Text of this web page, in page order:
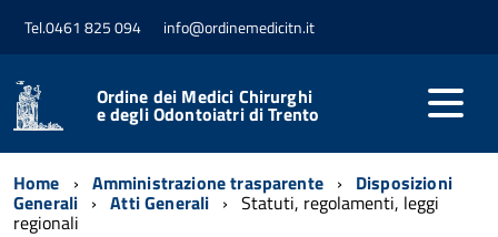
Tel.0461 825 094 info@ordinemedicitn.it
Ordine dei Medici Chirurghi
e degli Odontoiatri di Trento
Home Amministrazione trasparente Disposizioni
Generali Atti Generali Statuti, regolamenti, leggi
regionali